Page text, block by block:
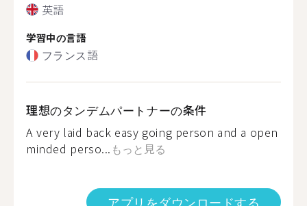
英語
学習中の言語
フランス語
理想のタンデムパートナーの条件
A very laid back easy going person and a open
minded perso... もっと見る
アプリをダウンロードする